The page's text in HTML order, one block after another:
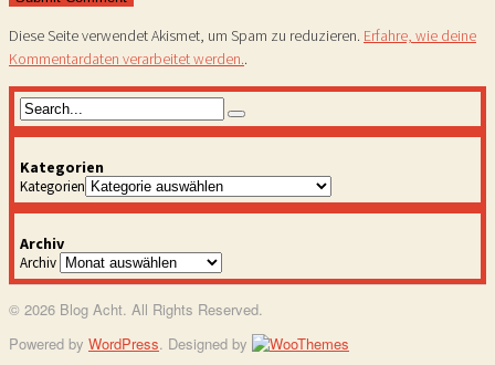
Diese Seite verwendet Akismet, um Spam zu reduzieren. Erfahre, wie deine
Kommentardaten verarbeitet werden..
Kategorien
Kategorien
Archiv
Archiv
© 2026 Blog Acht. All Rights Reserved.
Powered by WordPress. Designed by